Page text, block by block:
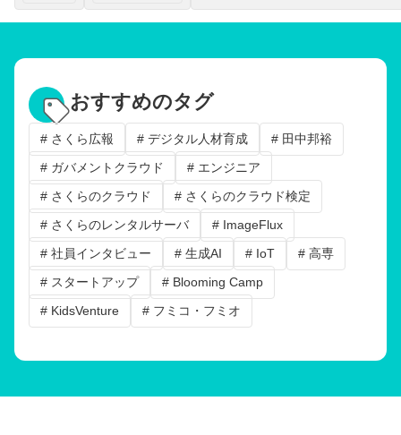
おすすめのタグ
# さくら広報 # デジタル人材育成
# 田中邦裕
# ガバメントクラウド
# エンジニア
# さくらのクラウド
# さくらのクラウド検定
# さくらのレンタルサーバ
# ImageFlux
# 社員インタビュー
# 生成AI # IoT
# 高専
# スタートアップ
# Blooming Camp
# KidsVenture
# フミコ・フミオ